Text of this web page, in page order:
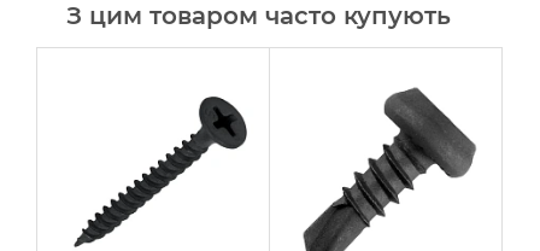
З цим товаром часто купують